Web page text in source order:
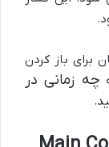
برای باز کردن
چه زمانی در